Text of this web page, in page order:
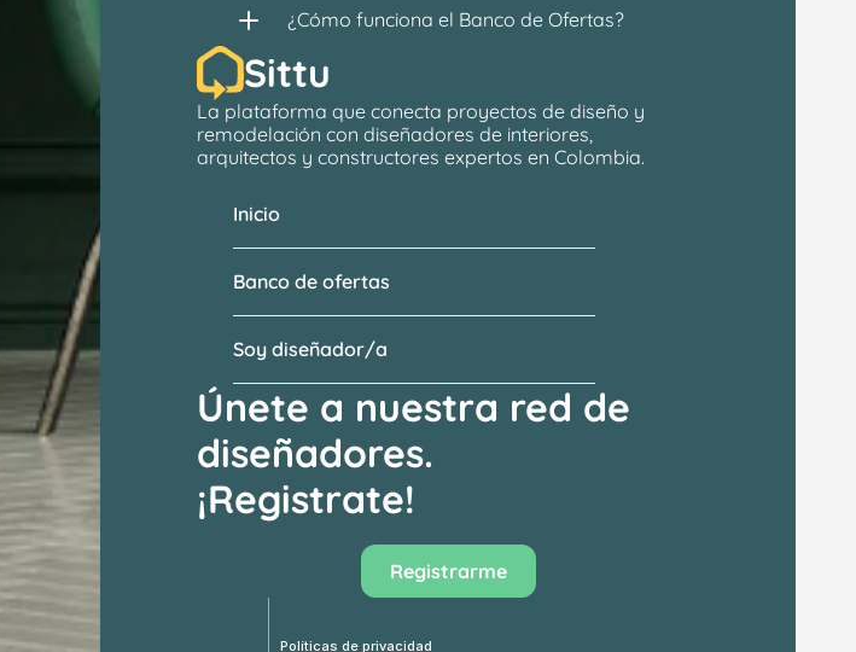
¿Cómo funciona el Banco de Ofertas?
Sittu
La plataforma que conecta proyectos de diseño y
remodelación con diseñadores de interiores,
arquitectos y constructores expertos en Colombia.
Banco de ofertas
Soy diseñador/a
Inicio
Únete a nuestra red de
diseñadores.
¡Registrate!
Registrarme
Políticas de privacidad